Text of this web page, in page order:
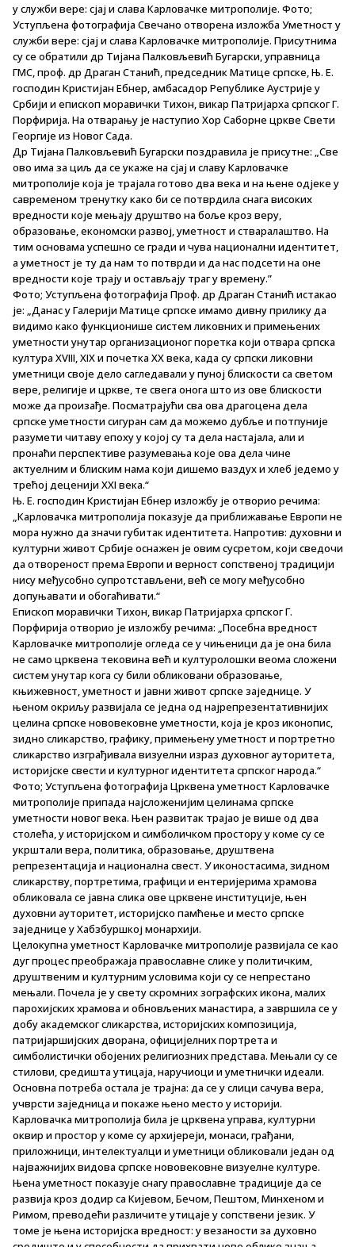
у служби вере: сјај и слава Карловачке митрополије. Фото;
Уступљена фотографија Свечано отворена изложба Уметност у
служби вере: сјај и слава Карловачке митрополије. Присутнима
су се обратили др Тијана Палковљевић Бугарски, управница
ГМС, проф. др Драган Станић, председник Матице српске, Њ. Е.
господин Кристијан Ебнер, амбасадор Републике Аустрије у
Србији и епископ моравички Тихон, викар Патријарха српског Г.
Порфирија. На отварању је наступио Хор Саборне цркве Свети
Георгије из Новог Сада.
Др Тијана Палковљевић Бугарски поздравила је присутне: „Све
ово има за циљ да се укаже на сјај и славу Карловачке
митрополије која је трајала готово два века и на њене одјеке у
савременом тренутку како би се потврдила снага високих
вредности које мењају друштво на боље кроз веру,
образовање, економски развој, уметност и стваралаштво. На
тим основама успешно се гради и чува национални идентитет,
а уметност је ту да нам то потврди и да нас подсети на оне
вредности које трају и остављају траг у времену.”
Фото; Уступљена фотографија Проф. др Драган Станић истакао
је: „Данас у Галерији Матице српске имамо дивну прилику да
видимо како функционише систем ликовних и примењених
уметности унутар организационог поретка који отвара српска
култура XVIII, XIX и почетка XX века, када су српски ликовни
уметници своје дело сагледавали у пуној блискости са светом
вере, религије и цркве, те свега онога што из ове блискости
може да произађе. Посматрајући сва ова драгоцена дела
српске уметности сигуран сам да можемо дубље и потпуније
разумети читаву епоху у којој су та дела настајала, али и
пронаћи перспективе разумевања које ова дела чине
актуелним и блиским нама који дишемо ваздух и хлеб једемо у
трећој деценији XXI века.“
Њ. Е. господин Кристијан Ебнер изложбу је отворио речима:
„Карловачка митрополија показује да приближавање Европи не
мора нужно да значи губитак идентитета. Напротив: духовни и
културни живот Србије оснажен је овим сусретом, који сведочи
да отвореност према Европи и верност сопственој традицији
нису међусобно супротстављени, већ се могу међусобно
допуњавати и обогаћивати.“
Епископ моравички Тихон, викар Патријарха српског Г.
Порфирија отворио је изложбу речима: „Посебна вредност
Карловачке митрополије огледа се у чињеници да је она била
не само црквена тековина већ и културолошки веома сложени
систем унутар кога су били обликовани образовање,
књижевност, уметност и јавни живот српске заједнице. У
њеном окриљу развијала се једна од најрепрезентативнијих
целина српске нововековне уметности, која је кроз иконопис,
зидно сликарство, графику, примењену уметност и портретно
сликарство изграђивала визуелни израз духовног ауторитета,
историјске свести и културног идентитета српског народа.“
Фото; Уступљена фотографија Црквена уметност Карловачке
митрополије припада најсложенијим целинама српске
уметности новог века. Њен развитак трајао је више од два
столећа, у историјском и симболичком простору у коме су се
укрштали вера, политика, образовање, друштвена
репрезентација и национална свест. У иконостасима, зидном
сликарству, портретима, графици и ентеријерима храмова
обликовала се јавна слика ове црквене институције, њен
духовни ауторитет, историјско памћење и место српске
заједнице у Хабзбуршкој монархији.
Целокупна уметност Карловачке митрополије развијала се као
дуг процес преображаја православне слике у политичким,
друштвеним и културним условима који су се непрестано
мењали. Почела је у свету скромних зографских икона, малих
парохијских храмова и обновљених манастира, а завршила се у
добу академског сликарства, историјских композиција,
патријаршијских дворана, официјелних портрета и
симболистички обојених религиозних представа. Мењали су се
стилови, средишта утицаја, наручиоци и уметнички идеали.
Основна потреба остала је трајна: да се у слици сачува вера,
учврсти заједница и покаже њено место у историји.
Карловачка митрополија била је црквена управа, културни
оквир и простор у коме су архијереји, монаси, грађани,
приложници, интелектуалци и уметници обликовали један од
најважнијих видова српске нововековне визуелне културе.
Њена уметност показује снагу православне традиције да се
развија кроз додир са Кијевом, Бечом, Пештом, Минхеном и
Римом, преводећи различите утицаје у сопствени језик. У
томе је њена историјска вредност: у везаности за духовно